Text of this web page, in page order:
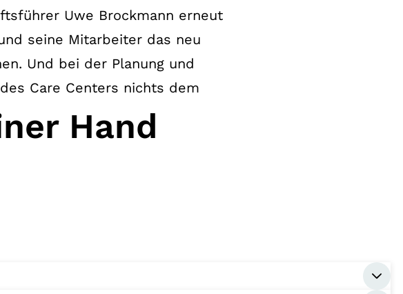
Uwe Brockmann erneut
seine Mitarbeiter das neu
Und bei der Planung und
Care Centers nichts dem
Hand